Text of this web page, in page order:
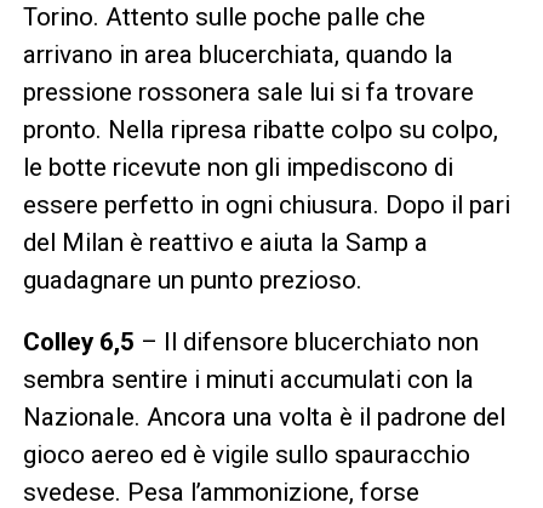
Torino. Attento sulle poche palle che
arrivano in area blucerchiata, quando la
pressione rossonera sale lui si fa trovare
pronto. Nella ripresa ribatte colpo su colpo,
le botte ricevute non gli impediscono di
essere perfetto in ogni chiusura. Dopo il pari
del Milan è reattivo e aiuta la Samp a
guadagnare un punto prezioso.
Colley 6,5 – Il difensore blucerchiato non
sembra sentire i minuti accumulati con la
Nazionale. Ancora una volta è il padrone del
gioco aereo ed è vigile sullo spauracchio
svedese. Pesa l’ammonizione, forse